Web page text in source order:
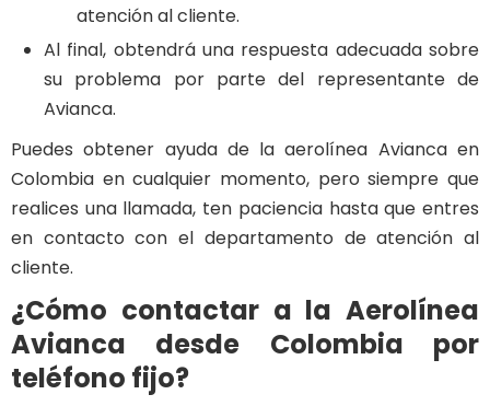
atención al cliente.
Al final, obtendrá una respuesta adecuada sobre
su problema por parte del representante de
Avianca.
Puedes obtener ayuda de la aerolínea Avianca en
Colombia en cualquier momento, pero siempre que
realices una llamada, ten paciencia hasta que entres
en contacto con el departamento de atención al
cliente.
¿Cómo contactar a la Aerolínea
Avianca desde Colombia por
teléfono fijo?